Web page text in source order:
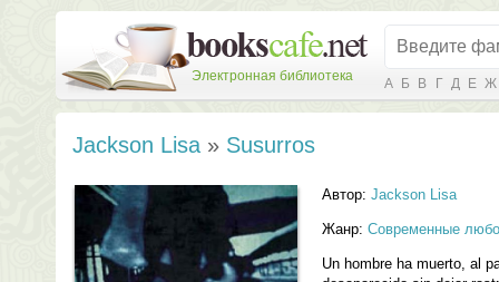
Электронная библиотека А Б В Г Д Е Ж
Jackson Lisa » Susurros
Автор: Jackson Lisa
Жанр: Современные
Un hombre ha muerto, al